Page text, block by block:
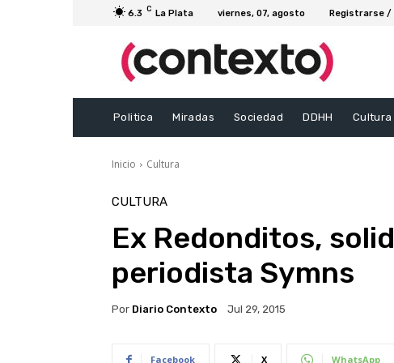
6.3 C La Plata viernes, 07, agosto Registrarse /
Politica Miradas Sociedad DDHH Cultura
Inicio Cultura
CULTURA
Ex Redonditos,
periodista Symns
Por Diario Contexto Jul 29, 2015
Facebook X WhatsApp